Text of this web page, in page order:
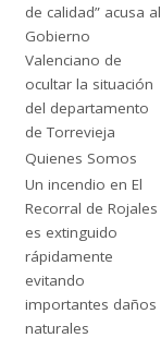
de calidad” acusa al
Gobierno
Valenciano de
ocultar la situación
del departamento
de Torrevieja
Quienes Somos
Un incendio en El
Recorral de Rojales
es extinguido
rápidamente
evitando
importantes daños
naturales